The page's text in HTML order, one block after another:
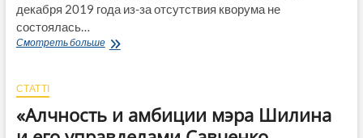
декабря 2019 года из-за отсутствия кворума не
состоялась…
Смотреть большеНе
сессии
СТАТТІ
«Алчность и амбиции мэра Шилина